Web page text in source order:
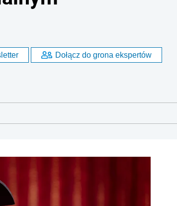
Dołącz do grona ekspertów